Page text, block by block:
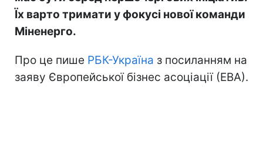
Їх варто тримати у фокусі нової команди
Міненерго.
Про це пише РБК-Україна з посиланням на
заяву Європейської бізнес асоціації (ЕВА).